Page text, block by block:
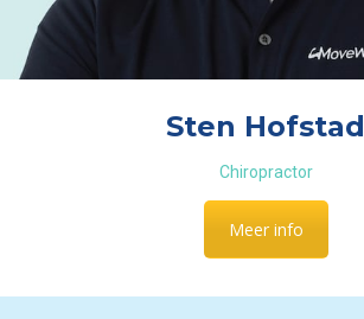
Sten Hofstad
Chiropractor
Meer info